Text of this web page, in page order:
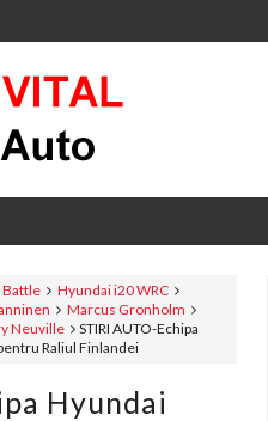
Hyundai i20 WRC
Marcus Gronholm
Neuville
STIRI AUTO-Echipa
Raliul Finlandei
Hyundai